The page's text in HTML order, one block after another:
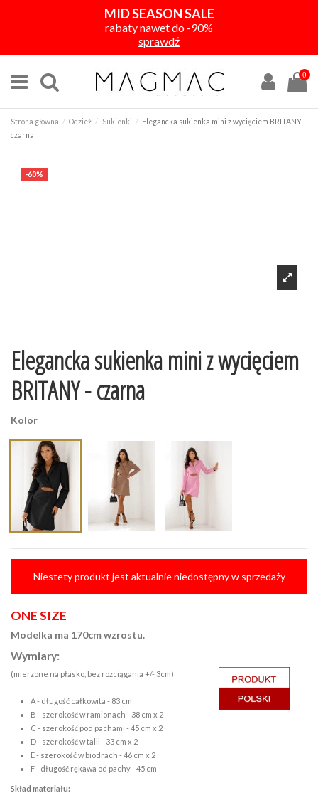
MID SEASON SALE
rabaty nawet do -90%
sprawdź
0
Strona główna Odzież Sukienki
Elegancka sukienka mini z wycięciem BRITANY -
czarna
-60%
Elegancka sukienka mini z wycięciem
BRITANY - czarna
Kolor
Niestety produkt jest aktualnie niedostępny w sprzedaży
ONE SIZE
Modelka ma 170cm wzrostu.
Wymiary:
(mierzone na płasko, bez rozciągania +/- 3cm)
A - długość całkowita - 83 cm
B - szerokość w ramionach - 38 cm x 2
C - szerokość pod pachami - 45 cm x 2
D - szerokość w talii - 33 cm x 2
E - szerokość w biodrach - 46 cm x 2
F - długość rękawa od pachy - 45 cm
Skład materiału: